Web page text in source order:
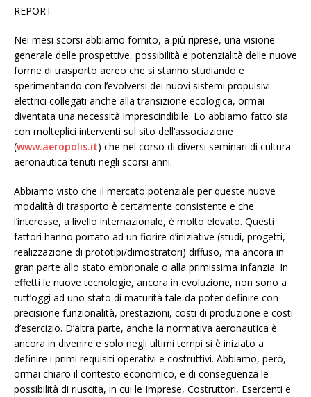
REPORT
Nei mesi scorsi abbiamo fornito, a più riprese, una visione
generale delle prospettive, possibilità e potenzialità delle nuove
forme di trasporto aereo che si stanno studiando e
sperimentando con l’evolversi dei nuovi sistemi propulsivi
elettrici collegati anche alla transizione ecologica, ormai
diventata una necessità imprescindibile. Lo abbiamo fatto sia
con molteplici interventi sul sito dell’associazione
(www.aeropolis.it) che nel corso di diversi seminari di cultura
aeronautica tenuti negli scorsi anni.
Abbiamo visto che il mercato potenziale per queste nuove
modalità di trasporto è certamente consistente e che
l’interesse, a livello internazionale, è molto elevato. Questi
fattori hanno portato ad un fiorire d’iniziative (studi, progetti,
realizzazione di prototipi/dimostratori) diffuso, ma ancora in
gran parte allo stato embrionale o alla primissima infanzia. In
effetti le nuove tecnologie, ancora in evoluzione, non sono a
tutt’oggi ad uno stato di maturità tale da poter definire con
precisione funzionalità, prestazioni, costi di produzione e costi
d’esercizio. D’altra parte, anche la normativa aeronautica è
ancora in divenire e solo negli ultimi tempi si è iniziato a
definire i primi requisiti operativi e costruttivi. Abbiamo, però,
ormai chiaro il contesto economico, e di conseguenza le
possibilità di riuscita, in cui le Imprese, Costruttori, Esercenti e